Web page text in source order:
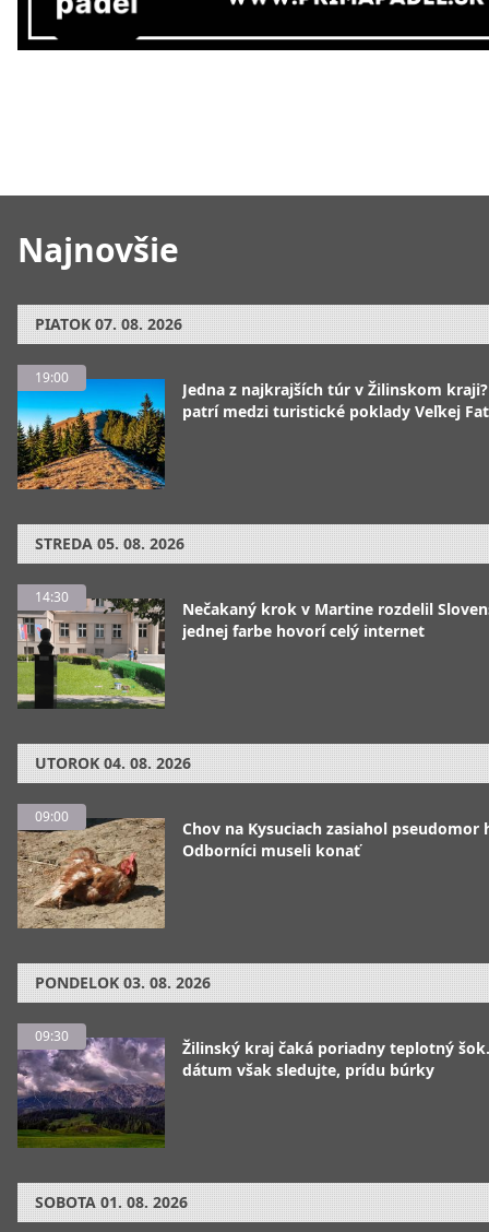
Najnovšie
PIATOK 07. 08. 2026
19:00
Jedna z najkrajších túr v Žilinskom
patrí medzi turistické poklady Veľkej
STREDA 05. 08. 2026
14:30
Nečakaný krok v Martine rozdelil
jednej farbe hovorí celý internet
UTOROK 04. 08. 2026
09:00
Chov na Kysuciach zasiahol pseudomor
Odborníci museli konať
PONDELOK 03. 08. 2026
09:30
Žilinský kraj čaká poriadny teplotný
dátum však sledujte, prídu búrky
SOBOTA 01. 08. 2026